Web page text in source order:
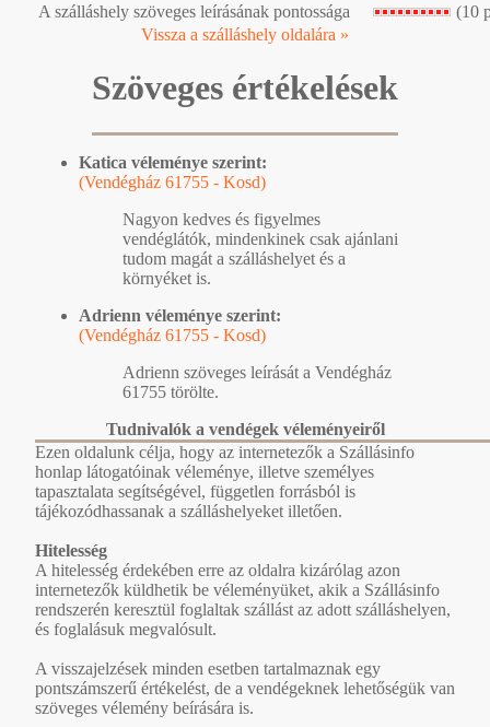
A szálláshely szöveges leírásának pontossága
(10
Vissza a szálláshely oldalára »
Szöveges értékelések
Katica véleménye szerint:
(Vendégház 61755 - Kosd)
Nagyon kedves és figyelmes
vendéglátók, mindenkinek csak ajánlani
tudom magát a szálláshelyet és a
környéket is.
Adrienn véleménye szerint:
(Vendégház 61755 - Kosd)
Adrienn szöveges leírását a Vendégház
61755 törölte.
Tudnivalók a vendégek véleményeiről
Ezen oldalunk célja, hogy az internetezők a Szállásinfo
honlap látogatóinak véleménye, illetve személyes
tapasztalata segítségével, független forrásból is
tájékozódhassanak a szálláshelyeket illetően.
Hitelesség
A hitelesség érdekében erre az oldalra kizárólag azon
internetezők küldhetik be véleményüket, akik a Szállásinfo
rendszerén keresztül foglaltak szállást az adott szálláshelyen,
és foglalásuk megvalósult.
A visszajelzések minden esetben tartalmaznak egy
pontszámszerű értékelést, de a vendégeknek lehetőségük van
szöveges vélemény beírására is.